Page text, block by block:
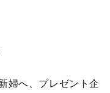
婦へ、プレゼント企